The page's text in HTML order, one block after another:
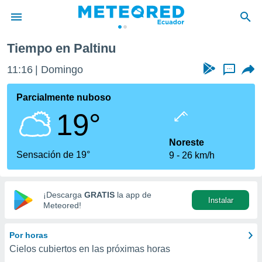
de
ha
que se
calidad.
a este
las
y
digital
basada
Tiempo en Paltinu
11:16 Domingo ...
Parcialmente nuboso
19°
Sensación de 19°
Noreste
9
26 km/h
¡Descarga GRATIS la app de
Meteored!
Instalar
Por horas
Cielos cubiertos en las próximas horas